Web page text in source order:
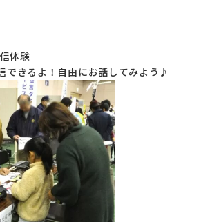
体験
できるよ！自由にお話してみよう♪